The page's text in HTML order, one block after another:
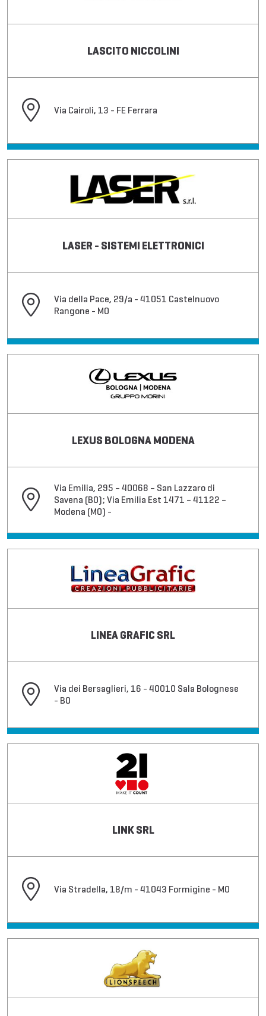
LASCITO NICCOLINI
Via Cairoli, 13 - FE Ferrara
LASER - SISTEMI ELETTRONICI
Via della Pace, 29/a - 41051 Castelnuovo
Rangone - MO
LEXUS BOLOGNA MODENA
Via Emilia, 295 – 40068 – San Lazzaro di
Savena (BO); Via Emilia Est 1471 – 41122 –
Modena (MO) -
LINEA GRAFIC SRL
Via dei Bersaglieri, 16 - 40010 Sala Bolognese
- BO
LINK SRL
Via Stradella, 18/m - 41043 Formigine - MO